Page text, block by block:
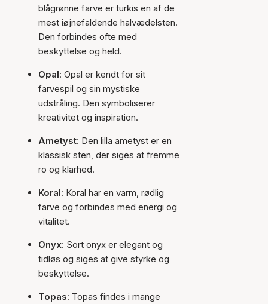
blågrønne farve er turkis en af de
mest iøjnefaldende halvædelsten.
Den forbindes ofte med
beskyttelse og held.
Opal: Opal er kendt for sit
farvespil og sin mystiske
udstråling. Den symboliserer
kreativitet og inspiration.
Ametyst: Den lilla ametyst er en
klassisk sten, der siges at fremme
ro og klarhed.
Koral: Koral har en varm, rødlig
farve og forbindes med energi og
vitalitet.
Onyx: Sort onyx er elegant og
tidløs og siges at give styrke og
beskyttelse.
Topas: Topas findes i mange